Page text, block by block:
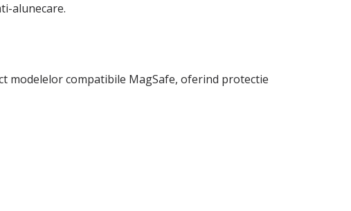
alunecare.
modelelor compatibile MagSafe, oferind protectie